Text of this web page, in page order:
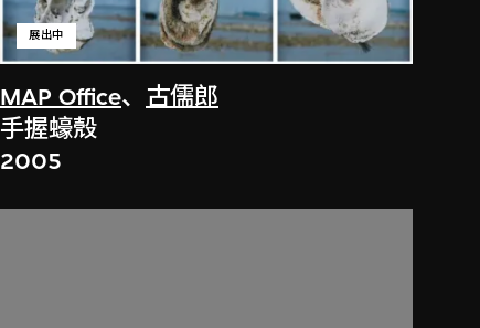
MAP Office、 古儒郎
展出中
手握蠔殼
2005